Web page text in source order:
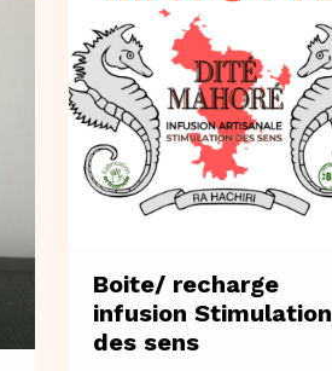
Boite/ recharge
infusion Stimulation
des sens